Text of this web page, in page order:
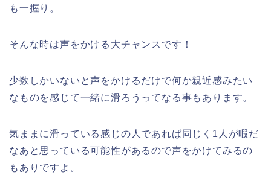
も一握り。
そんな時は声をかける大チャンスです！
少数しかいないと声をかけるだけで何か親近感みたい
なものを感じて一緒に滑ろうってなる事もあります。
気ままに滑っている感じの人であれば同じく1人が暇だ
なあと思っている可能性があるので声をかけてみるの
もありですよ。